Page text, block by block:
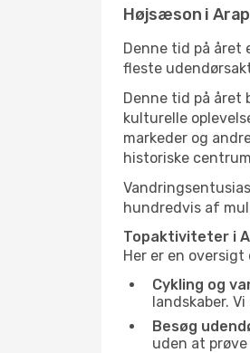
Højsæson i
Denne tid på året
fleste
Denne tid på året
kulturelle
markeder og
historiske
hundredvis af
Topaktiviteter i
Her er en
Cykling og
landskaber.
Besøg
uden at